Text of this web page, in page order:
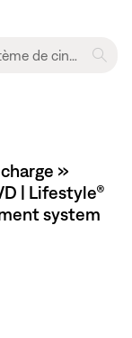
»
| Lifestyle®
system